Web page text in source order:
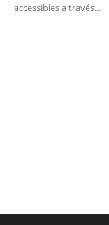
accessibles a través...